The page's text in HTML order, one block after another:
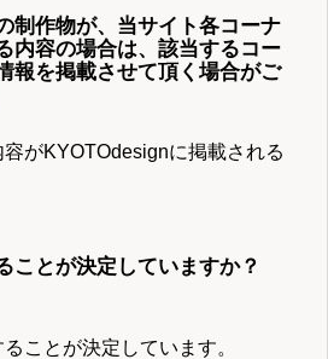
制作物が、当サイト各コーナ
内容の場合は、該当するコー
報を掲載させて頂く場合がご
がKYOTOdesignに掲載される
ことが決定していますか？
ことが決定しています。